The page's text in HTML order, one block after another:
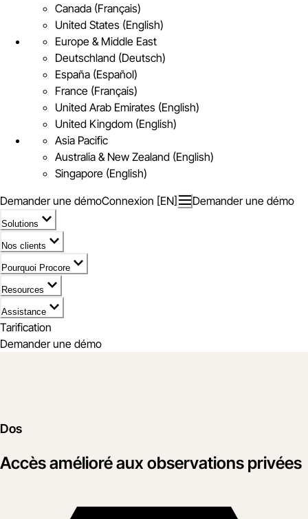
Canada (Français)
United States (English)
Europe & Middle East
Deutschland (Deutsch)
España (Español)
France (Français)
United Arab Emirates (English)
United Kingdom (English)
Asia Pacific
Australia & New Zealand (English)
Singapore (English)
Demander une démoConnexion [EN] Demander une démo
Solutions
Nos clients
Pourquoi Procore
Resources
Assistance
Tarification
Demander une démo
Dos
Accès amélioré aux observations privées